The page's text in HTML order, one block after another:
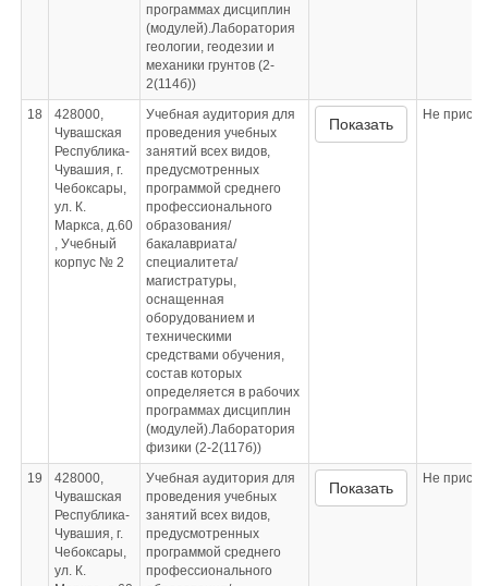
программах дисциплин
(модулей).Лаборатория
геологии, геодезии и
механики грунтов (2-
2(114б))
18
428000,
Чувашская
Республика-
Чувашия, г.
Чебоксары,
ул. К.
Маркса, д.60
, Учебный
корпус № 2
Учебная аудитория для
проведения учебных
занятий всех видов,
предусмотренных
программой среднего
профессионального
образования/
бакалавриата/
специалитета/
магистратуры,
оснащенная
оборудованием и
техническими
средствами обучения,
состав которых
определяется в рабочих
программах дисциплин
(модулей).Лаборатория
физики (2-2(117б))
Показать
Не
19
428000,
Чувашская
Республика-
Чувашия, г.
Чебоксары,
ул. К.
Учебная аудитория для
проведения учебных
занятий всех видов,
предусмотренных
программой среднего
профессионального
Показать
Не